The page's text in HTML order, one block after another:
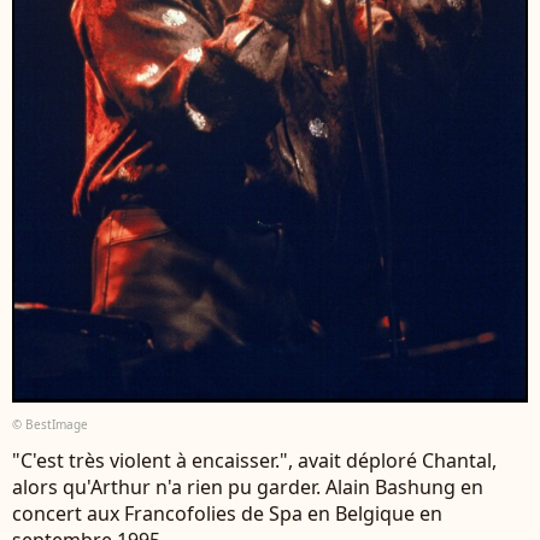
© BestImage
"C'est très violent à encaisser.", avait déploré Chantal,
alors qu'Arthur n'a rien pu garder. Alain Bashung en
concert aux Francofolies de Spa en Belgique en